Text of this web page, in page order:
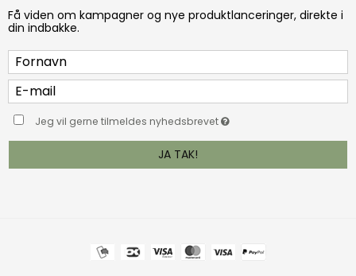
Få viden om kampagner og nye produktlanceringer, direkte i
din indbakke.
Jeg vil gerne tilmeldes nyhedsbrevet
JA TAK!